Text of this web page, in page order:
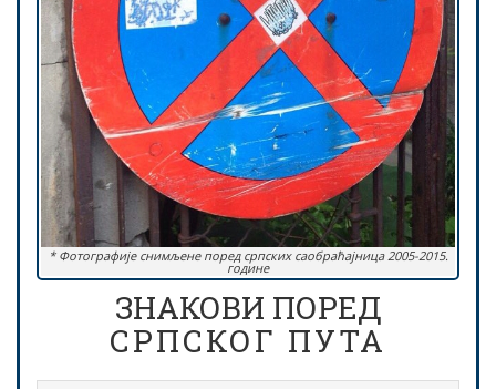
* Фотографије снимљене поред српских саобраћајница 2005-2015.
године
ЗНАКОВИ ПОРЕД
СРПСКОГ ПУТА